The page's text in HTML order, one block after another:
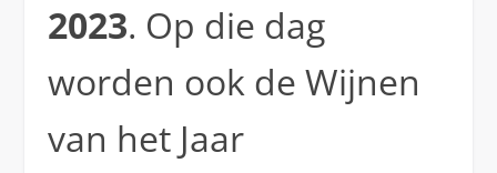
2023. Op die dag
worden ook de Wijnen
van het Jaar